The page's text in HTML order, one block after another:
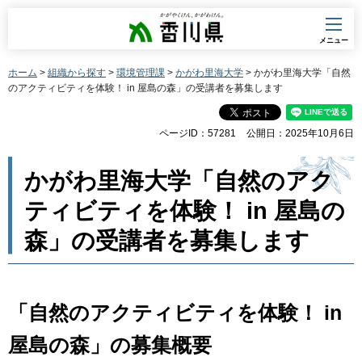
香川県
メニュー
ホーム > 組織から探す > 環境管理課 > かがわ里海大学 > かがわ里海大学「自然
のアクティビティを体験！ in 屋島の森」の受講者を募集します
ページID：57281 公開日：2025年10月6日
かがわ里海大学「自然のアク
ティビティを体験！ in 屋島の
森」の受講者を募集します
「自然のアクティビティを体験！ in
屋島の森」の募集概要